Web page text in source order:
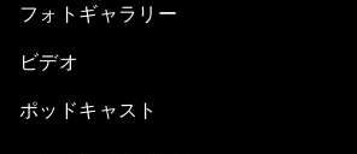
フォトギャラリー
ビデオ
ポッドキャスト